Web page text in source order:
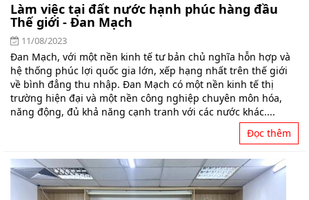
Làm việc tại đất nước hạnh phúc hàng đầu
Thế giới - Đan Mạch
11/08/2023
Đan Mạch, với một nền kinh tế tư bản chủ nghĩa hỗn hợp và
hệ thống phúc lợi quốc gia lớn, xếp hạng nhất trên thế giới
về bình đẳng thu nhập. Đan Mạch có một nền kinh tế thị
trường hiện đại và một nền công nghiệp chuyên môn hóa,
năng động, đủ khả năng cạnh tranh với các nước khác....
Đọc thêm